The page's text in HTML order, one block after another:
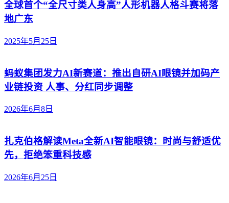
全球首个“全尺寸类人身高”人形机器人格斗赛将落
地广东
2025年5月25日
蚂蚁集团发力AI新赛道：推出自研AI眼镜并加码产
业链投资 人事、分红同步调整
2026年6月8日
扎克伯格解读Meta全新AI智能眼镜：时尚与舒适优
先，拒绝笨重科技感
2026年6月25日